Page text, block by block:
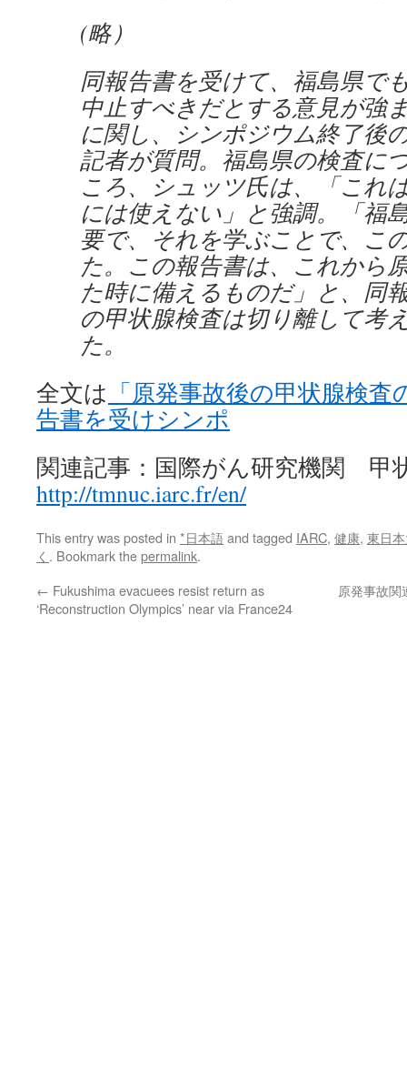
(略）
同報告書を受けて、福島県で
中止すべきだとする意見が強
に関し、シンポジウム終了後
記者が質問。福島県の検査に
ころ、シュッツ氏は、「これ
には使えない」と強調。「福
要で、それを学ぶことで、こ
た。この報告書は、これから
た時に備えるものだ」と、同
の甲状腺検査は切り離して考
た。
全文は 「原発事故後の甲状腺検
告書を受けシンポ
関連記事：国際がん研究機関 甲
http://tmnuc.iarc.fr/en/
This entry was posted in *日本語and tagged IARC, 健康, 東日
く . Bookmark thepermalink.
← Fukushima evacuees resist return as
‘Reconstruction Olympics’ near via France24
原発事故